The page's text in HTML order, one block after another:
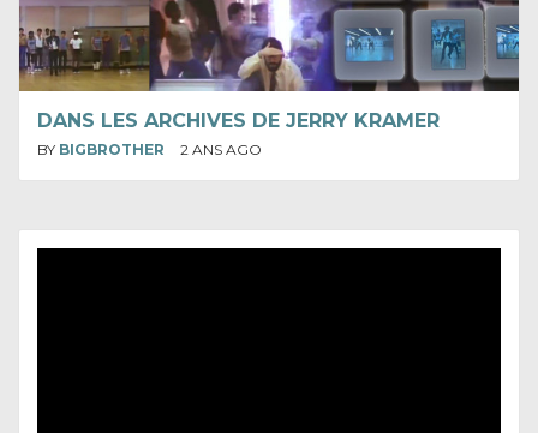
DANS LES ARCHIVES DE JERRY KRAMER
BY BIGBROTHER 2 ANS AGO